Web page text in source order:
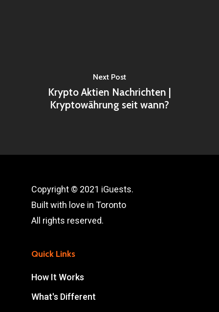
Next Post
Krypto Aktien Nachrichten |
Kryptowährung seit wann?
Copyright © 2021 iGuests.
Built with love in Toronto
All rights reserved.
Quick Links
How It Works
What's Different